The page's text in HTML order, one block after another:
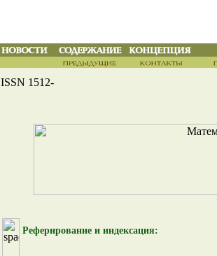
ISSN 1512-
Реферирование и индексация: